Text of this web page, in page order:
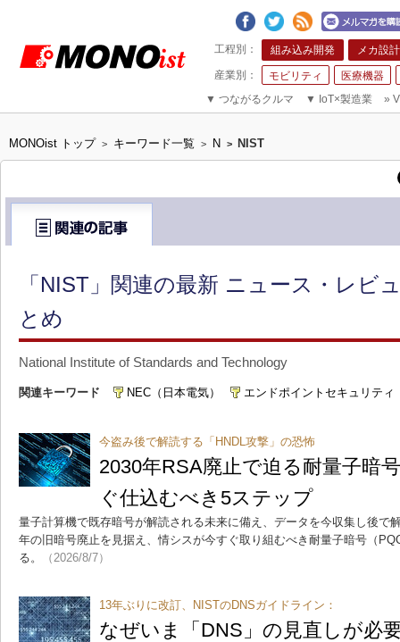
組み込み開発 メカ設計
モビリティ
医療機器
▼ つながるクルマ ▼ IoT×製造業 »
MONOist トップ > キーワード一覧 > N > NIST
「NIST」関連の最新 ニュース・レビ
とめ
National Institute of Standards and Technology
関連キーワード NEC（日本電気） エンドポイントセキュリティ
今盗み後で解読する「HNDL攻撃」の恐怖
2030年RSA廃止で迫る耐量子
ぐ仕込むべき5ステップ
量子計算機で既存暗号が解読される未来に備え、データを今収集し後で
年の旧暗号廃止を見据え、情シスが今すぐ取り組むべき耐量子暗号（
る。
（2026/8/7）
13年ぶりに改訂、NISTのDNSガイドライン：
なぜいま「DNS」の見直しが必